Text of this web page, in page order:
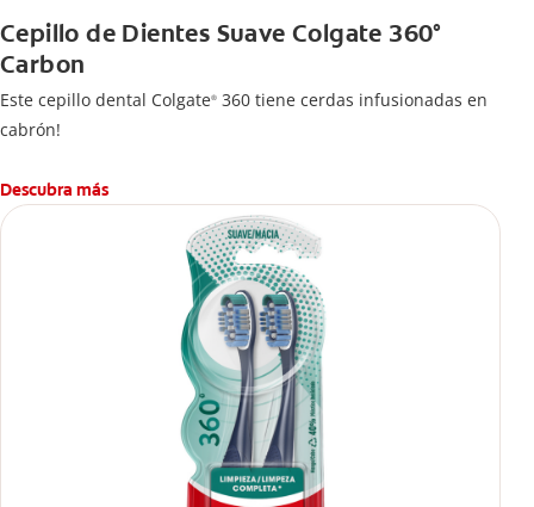
Cepillo de Dientes Suave Colgate 360°
Carbon
Este cepillo dental Colgate® 360 tiene cerdas infusionadas en
cabrón!
Descubra más